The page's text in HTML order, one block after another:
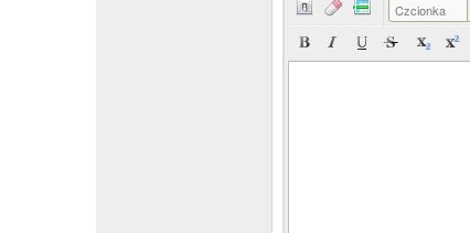
Czcionka